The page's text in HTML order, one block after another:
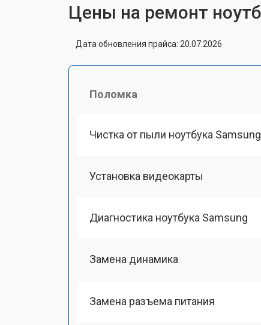
Цены на ремонт
Дата обновления прайса: 20.07.2026
Поломка
Чистка от пыли ноутбука Samsung
Установка видеокарты
Диагностика ноутбука Samsung
Замена динамика
Замена разъема питания